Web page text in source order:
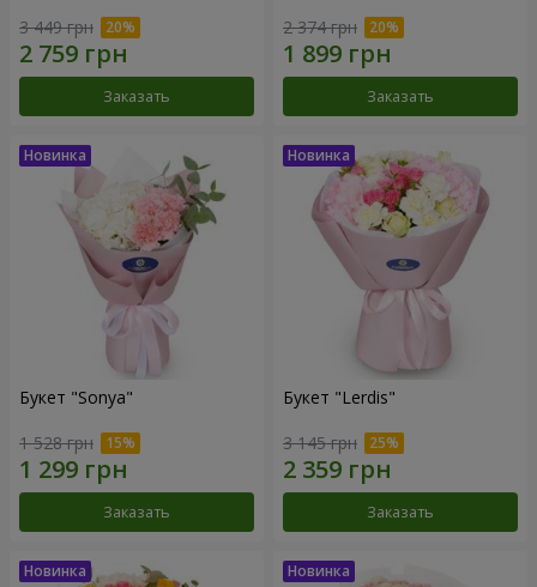
3 449 грн
Заказать
2 374 грн
Заказать
Букет "Sonya"
1 528 грн
Заказать
Букет "Lerdis"
3 145 грн
Заказать